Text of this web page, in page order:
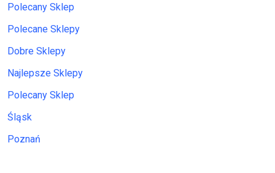
Polecany Sklep
Polecane Sklepy
Dobre Sklepy
Najlepsze Sklepy
Polecany Sklep
Śląsk
Poznań